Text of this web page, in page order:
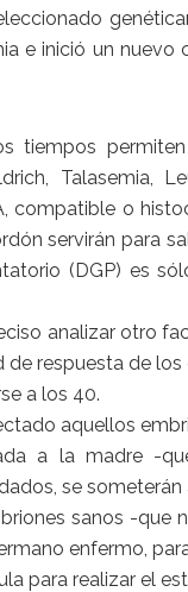
e inició un
tiempos
Talasemia,
compatible o
servirán para
(DGP) es
analizar otro
respuesta de
a los 40.
aquellos
a la madre -
se someterán
sanos -que
enfermo,
para realizar el